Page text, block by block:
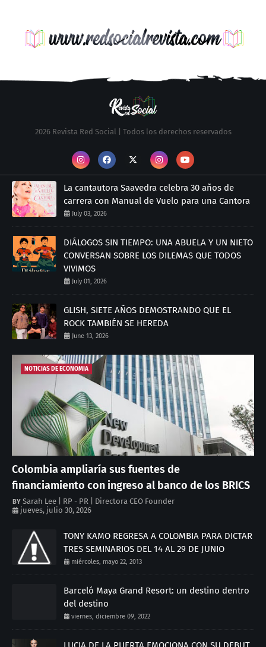
2026 Revista Red Social | Todos los derechos reservados
La cantautora Saavedra celebra 30 años de
carrera con Manual de Vuelo para una Cantora
July 03, 2026
DIÁLOGOS SIN TIEMPO: UNA ABUELA Y UN NIETO
CONVERSAN SOBRE LOS DILEMAS QUE TODOS
VIVIMOS
July 01, 2026
GLISH, SIETE AÑOS DEMOSTRANDO QUE EL
ROCK TAMBIÉN SE HEREDA
June 13, 2026
NOTICIAS DE ECONOMIA
Colombia ampliaría sus fuentes de
financiamiento con ingreso al banco de los BRICS
Sarah Lee | RP - PR | Directora CEO Founder
jueves, julio 30, 2026
TONY KAMO REGRESA A COLOMBIA PARA DICTAR
TRES SEMINARIOS DEL 14 AL 29 DE JUNIO
miércoles, mayo 22, 2013
Barceló Maya Grand Resort: un destino dentro
del destino
viernes, diciembre 09, 2022